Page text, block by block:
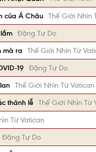
của Á Châu Thế Giới Nhìn
Đặng Tự Do
mà ra
Thế Giới Nhìn Từ
19
Đặng Tự Do
Thế Giới Nhìn Từ Vatican
thánh lễ Thế Giới Nhìn Từ
Từ Vatican
Đặng Tự Do